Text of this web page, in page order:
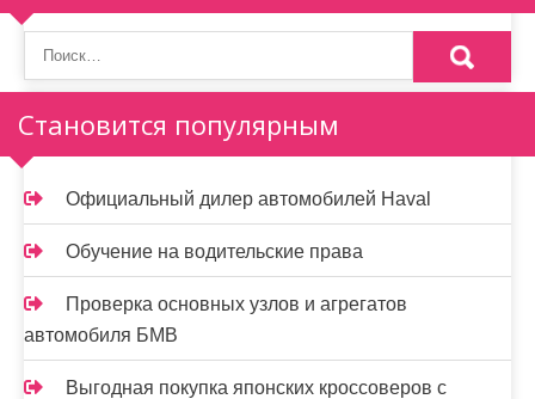
Становится популярным
Официальный дилер автомобилей Haval
Обучение на водительские права
Проверка основных узлов и агрегатов
автомобиля БМВ
Выгодная покупка японских кроссоверов с